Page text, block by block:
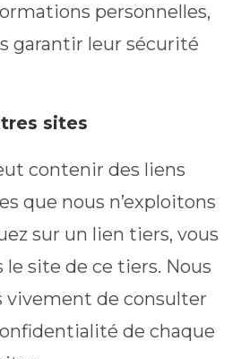
personnelles,
garantir leur sécurité
sites
contenir des liens
que nous n’exploitons
sur un lien tiers, vous
le site de ce tiers. Nous
vivement de consulter
de chaque